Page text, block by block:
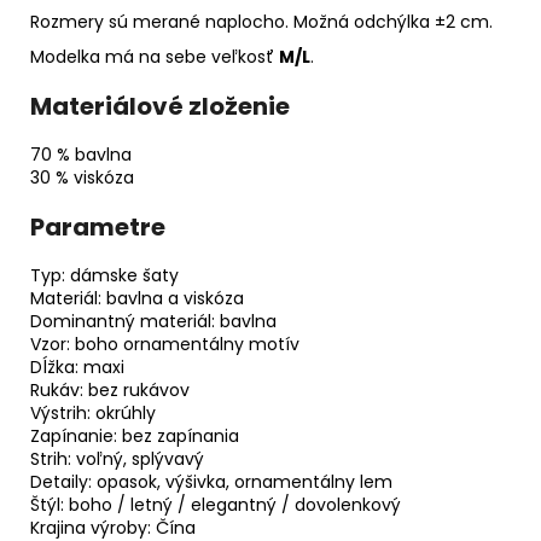
Rozmery sú merané naplocho. Možná odchýlka ±2 cm.
Modelka má na sebe veľkosť M/L.
Materiálové zloženie
70 % bavlna
30 % viskóza
Parametre
Typ: dámske šaty
Materiál: bavlna a viskóza
Dominantný materiál: bavlna
Vzor: boho ornamentálny motív
Dĺžka: maxi
Rukáv: bez rukávov
Výstrih: okrúhly
Zapínanie: bez zapínania
Strih: voľný, splývavý
Detaily: opasok, výšivka, ornamentálny lem
Štýl: boho / letný / elegantný / dovolenkový
Krajina výroby: Čína